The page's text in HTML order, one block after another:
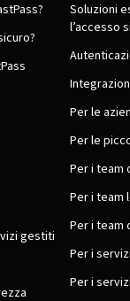
gestiti
Soluzioni
l’accesso
Per le
Per le
Per i team
Per i team
Per i team
Per i
Per i